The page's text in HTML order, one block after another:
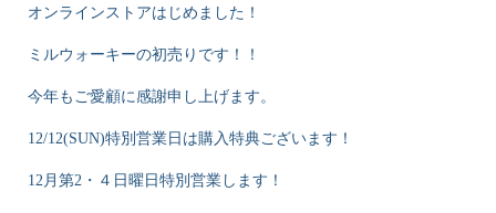
オンラインストアはじめました！
ミルウォーキーの初売りです！！
今年もご愛顧に感謝申し上げます。
12/12(SUN)特別営業日は購入特典ございます！
12月第2・４日曜日特別営業します！